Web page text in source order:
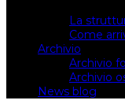
La
Come
Archivio
Archivio
Archivio
News blog